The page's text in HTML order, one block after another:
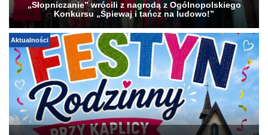
„Słopniczanie” wrócili z nagrodą z Ogólnopolskiego
Konkursu „Śpiewaj i tańcz na ludowo!”
Aktualności